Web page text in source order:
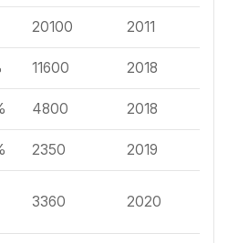
20100 2011
11600 2018
4800 2018
2350 2019
3360 2020